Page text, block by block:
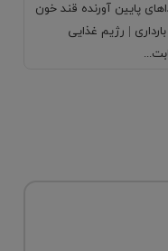
پایین آورنده قند خون
| رژیم غذایی